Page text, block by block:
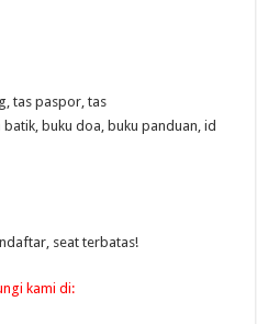
tas paspor, tas
buku doa, buku panduan, id
seat terbatas!
kami di: